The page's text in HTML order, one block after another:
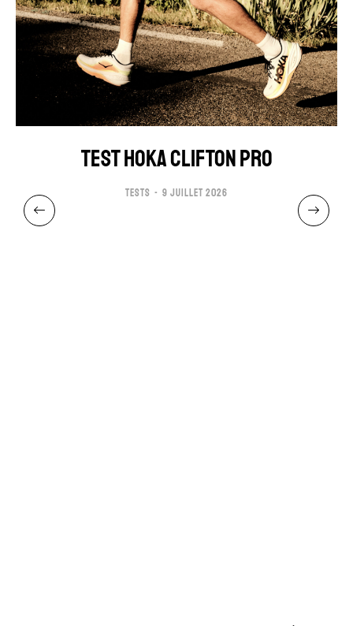
TEST HOKA CLIFTON PRO
TESTS 9 JUILLET 2026